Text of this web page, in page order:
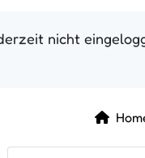
nicht